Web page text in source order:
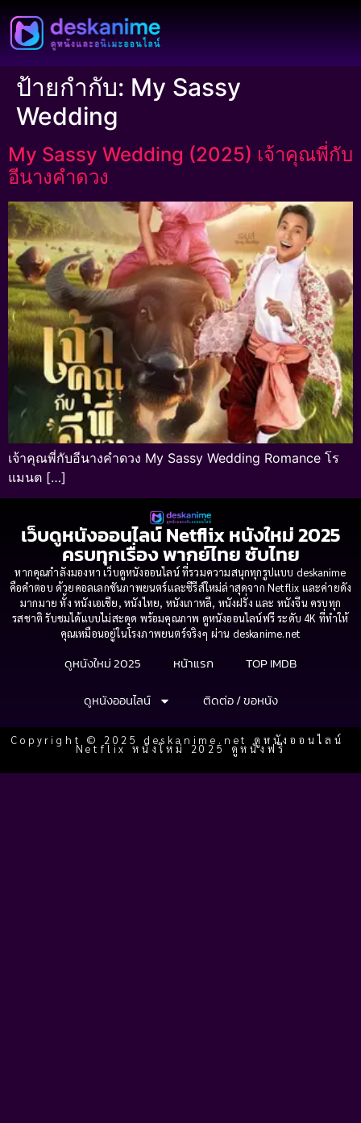
ป้ายกำกับ: My Sassy
Wedding
My Sassy Wedding (2025) เจ้าคุณพี่กับ
อีนางคําดวง
เจ้าคุณพี่กับอีนางคำดวง My Sassy Wedding Romance โร
แมนต […]
เว็บดูหนังออนไลน์ Netflix หนังใหม่ 2025
ครบทุกเรื่อง พากย์ไทย ซับไทย
หากคุณกำลังมองหา เว็บดูหนังออนไลน์ ที่รวมความสนุกทุกรูปแบบ deskanime
คือคำตอบ ด้วยคอลเลกชันภาพยนตร์และซีรีส์ใหม่ล่าสุดจาก Netflix และค่ายดัง
มากมาย ทั้ง หนังเอเชีย, หนังไทย, หนังเกาหลี, หนังฝรั่ง และ หนังจีน ครบทุก
รสชาติ รับชมได้แบบไม่สะดุด พร้อมคุณภาพ ดูหนังออนไลน์ฟรี ระดับ 4K ที่ทำให้
คุณเหมือนอยู่ในโรงภาพยนตร์จริงๆ ผ่าน deskanime.net
ดูหนังใหม่ 2025 หน้าแรก
TOP IMDB
ดูหนังออนไลน์
ติดต่อ / ขอหนัง
Copyright © 2025 deskanime.net ดูหนังออนไลน์
Netflix หนังใหม่ 2025 ดูหนังฟรี